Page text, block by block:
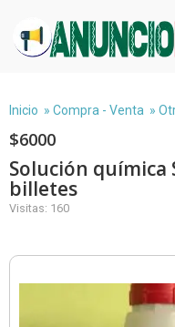
Inicio » Compra - Venta »
$6000
Solución química
billetes
Visitas: 160